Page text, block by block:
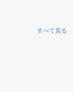
すべて見る